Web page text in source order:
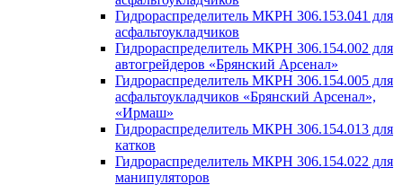
Гидрораспределитель МКРН 306.153.041 для
асфальтоукладчиков
Гидрораспределитель МКРН 306.154.002 для
автогрейдеров «Брянский Арсенал»
Гидрораспределитель МКРН 306.154.005 для
асфальтоукладчиков «Брянский Арсенал»,
«Ирмаш»
Гидрораспределитель МКРН 306.154.013 для
катков
Гидрораспределитель МКРН 306.154.022 для
манипуляторов